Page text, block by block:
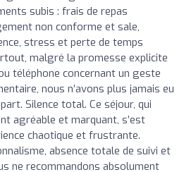
subis : frais de repas
non conforme et sale,
stress et perte de temps
malgré la promesse explicite
téléphone concernant un geste
nous n’avons plus jamais eu
Silence total. Ce séjour, qui
agréable et marquant, s’est
chaotique et frustrante.
absence totale de suivi et
ne recommandons absolument